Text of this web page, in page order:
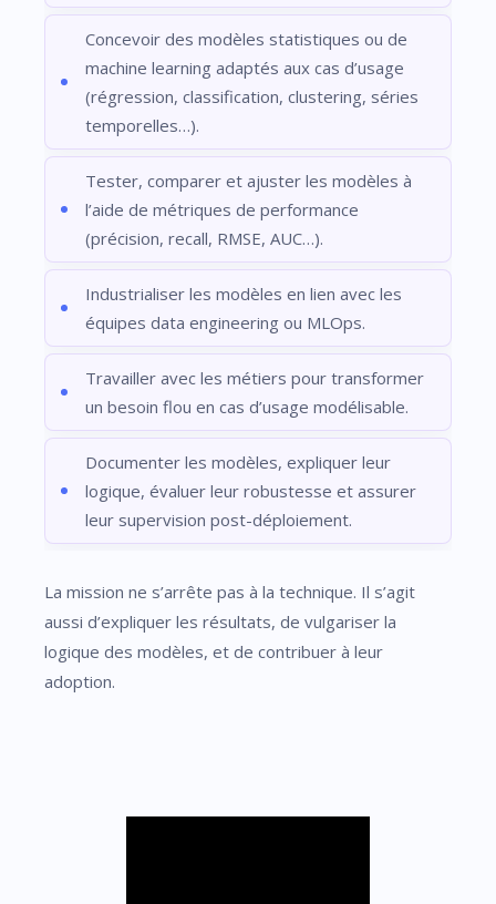
Concevoir des modèles statistiques ou de
machine learning adaptés aux cas d’usage
(régression, classification, clustering, séries
temporelles…).
Tester, comparer et ajuster les modèles à
l’aide de métriques de performance
(précision, recall, RMSE, AUC…).
Industrialiser les modèles en lien avec les
équipes data engineering ou MLOps.
Travailler avec les métiers pour transformer
un besoin flou en cas d’usage modélisable.
Documenter les modèles, expliquer leur
logique, évaluer leur robustesse et assurer
leur supervision post-déploiement.
La mission ne s’arrête pas à la technique. Il s’agit
aussi d’expliquer les résultats, de vulgariser la
logique des modèles, et de contribuer à leur
adoption.